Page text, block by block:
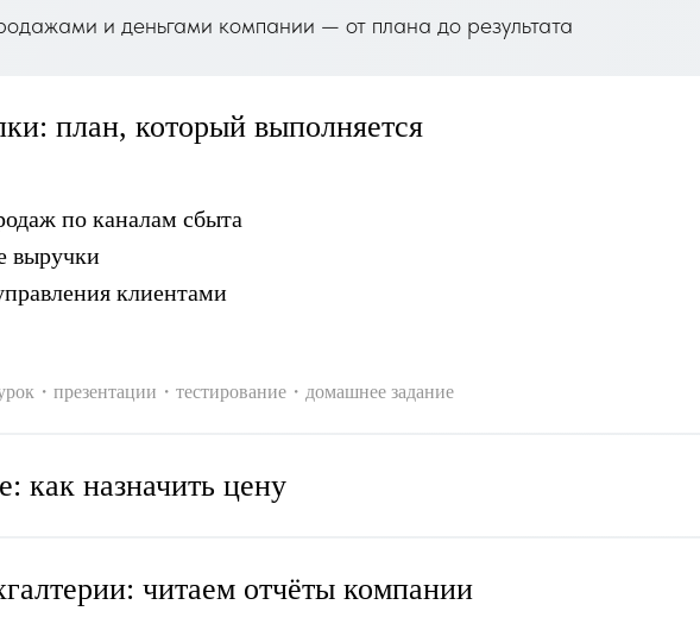
и деньгами компании — от плана до результата
план, который выполняется
по каналам сбыта
выручки
клиентами
・презентации・тестирование・домашнее задание
как назначить цену
читаем отчёты компании